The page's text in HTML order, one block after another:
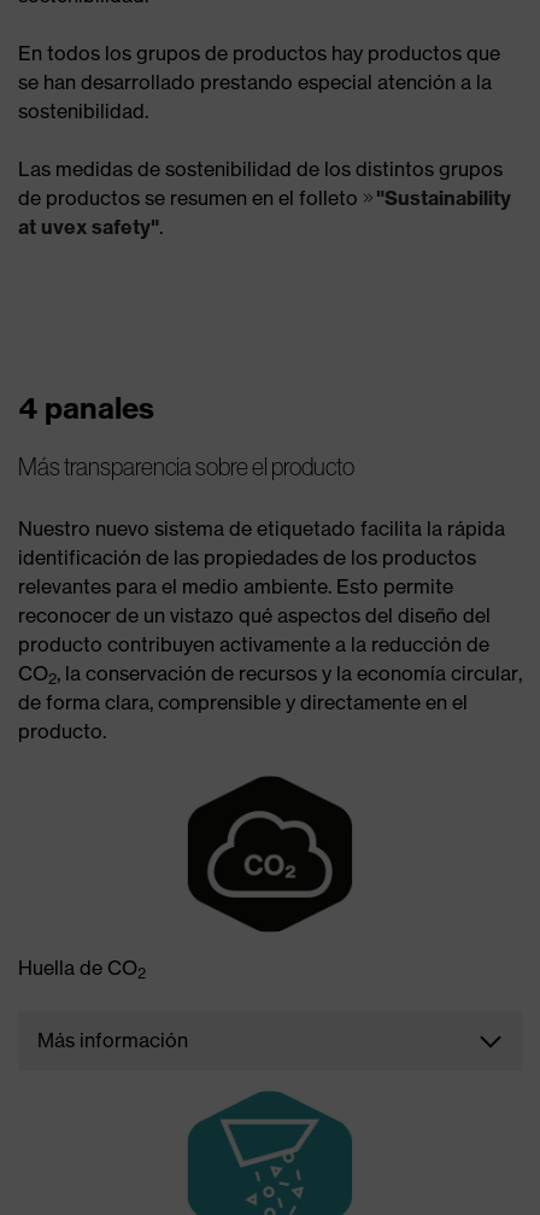
En todos los grupos de productos hay productos que
se han desarrollado prestando especial atención a la
sostenibilidad.
Las medidas de sostenibilidad de los distintos grupos
de productos se resumen en el folleto
"Sustainability
at uvex safety".
4 panales
Más transparencia sobre el producto
Nuestro nuevo sistema de etiquetado facilita la rápida
identificación de las propiedades de los productos
relevantes para el medio ambiente. Esto permite
reconocer de un vistazo qué aspectos del diseño del
producto contribuyen activamente a la reducción de
CO2, la conservación de recursos y la economía circular,
de forma clara, comprensible y directamente en el
producto.
Huella de CO2
Más información
Para los productos etiquetados con este símbolo,
hemos calculado la huella de CO2 a lo largo de la
cadena de valor utilizando el método definido en la
norma ISO 14067. Esto hace que las emisiones de
nuestros productos sean medibles, comparables y